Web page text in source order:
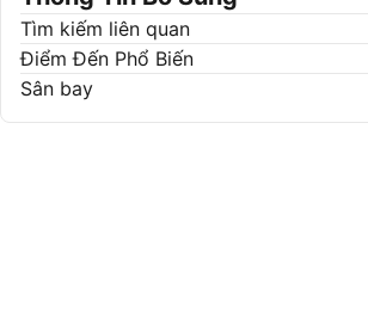
Tìm kiếm liên quan
Điểm Đến Phổ Biến
Sân bay